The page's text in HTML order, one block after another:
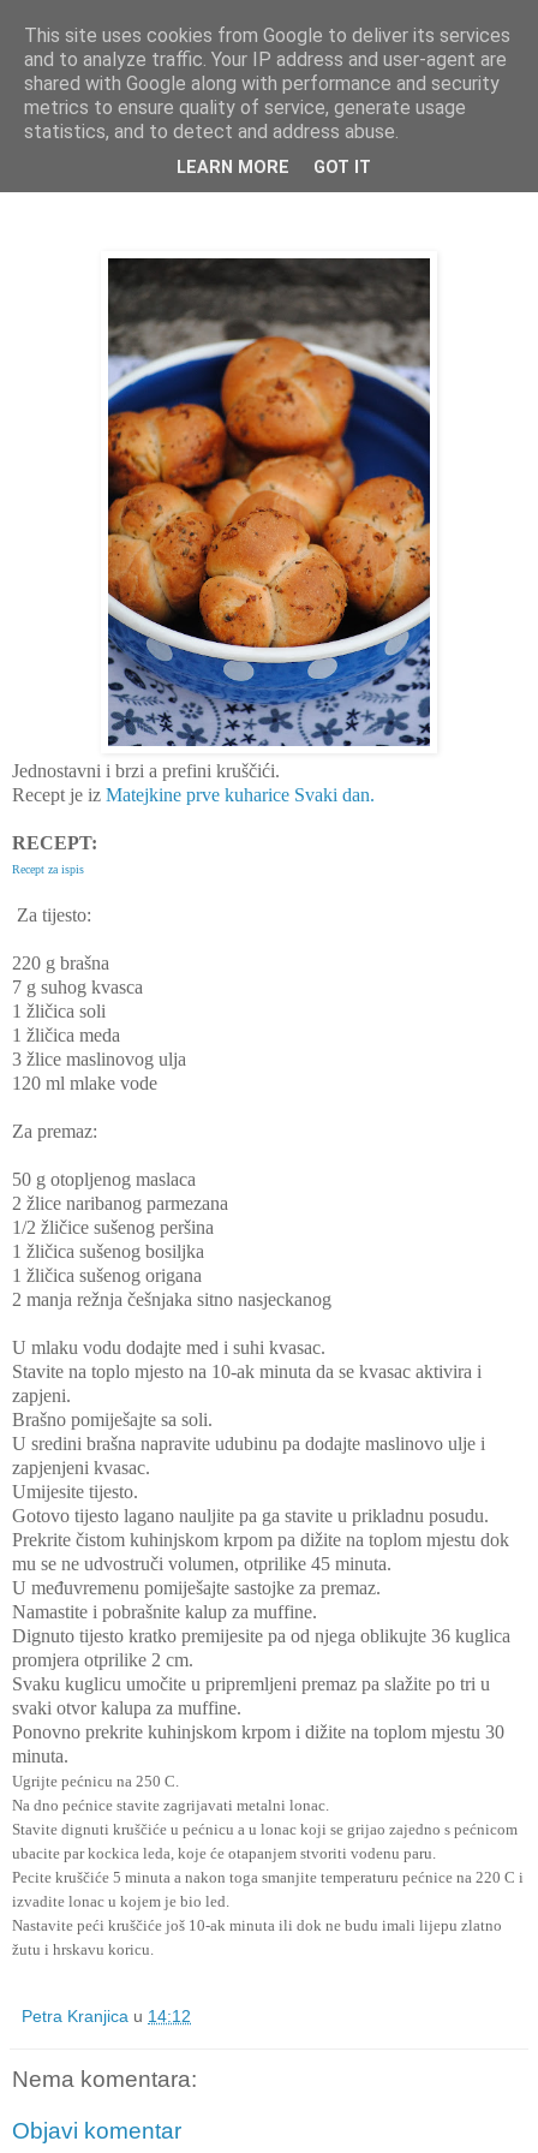
THURSDAYSCOOKING
ponedjeljak, 18. listopada 2021.
Kruščići sa začinima i češnjakom
Jednostavni i brzi a prefini kruščići.
Recept je iz Matejkine prve kuharice Svaki dan.
RECEPT:
Recept za ispis
Za tijesto:
220 g brašna
7 g suhog kvasca
1 žličica soli
1 žličica meda
3 žlice maslinovog ulja
120 ml mlake vode
Za premaz:
50 g otopljenog maslaca
2 žlice naribanog parmezana
1/2 žličice sušenog peršina
1 žličica sušenog bosiljka
1 žličica sušenog origana
2 manja režnja češnjaka sitno nasjeckanog
U mlaku vodu dodajte med i suhi kvasac.
Stavite na toplo mjesto na 10-ak minuta da se kvasac aktivira i
zapjeni.
Brašno pomiješajte sa soli.
U sredini brašna napravite udubinu pa dodajte maslinovo ulje i
zapjenjeni kvasac.
Umijesite tijesto.
Gotovo tijesto lagano nauljite pa ga stavite u prikladnu posudu.
Prekrite čistom kuhinjskom krpom pa dižite na toplom mjestu dok
mu se ne udvostruči volumen, otprilike 45 minuta.
U međuvremenu pomiješajte sastojke za premaz.
Namastite i pobrašnite kalup za muffine.
Dignuto tijesto kratko premijesite pa od njega oblikujte 36 kuglica
promjera otprilike 2 cm.
Svaku kuglicu umočite u pripremljeni premaz pa slažite po tri u
svaki otvor kalupa za muffine.
Ponovno prekrite kuhinjskom krpom i dižite na toplom mjestu 30
minuta.
Ugrijte pećnicu na 250 C.
Na dno pećnice stavite zagrijavati metalni lonac.
Stavite dignuti kruščiće u pećnicu a u lonac koji se grijao zajedno s pećnicom
ubacite par kockica leda, koje će otapanjem stvoriti vodenu paru.
Pecite kruščiće 5 minuta a nakon toga smanjite temperaturu pećnice na 220 C i
izvadite lonac u kojem je bio led.
Nastavite peći kruščiće još 10-ak minuta ili dok ne budu imali lijepu zlatno
žutu i hrskavu koricu.
Petra Kranjica u 14:12
Nema komentara:
Objavi komentar
This site uses cookies from Google to deliver its services
and to analyze traffic. Your IP address and user-agent are
shared with Google along with performance and security
metrics to ensure quality of service, generate usage
statistics, and to detect and address abuse.
LEARN MORE GOT IT